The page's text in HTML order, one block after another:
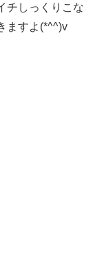
チしっくりこな
ますよ(*^^)v